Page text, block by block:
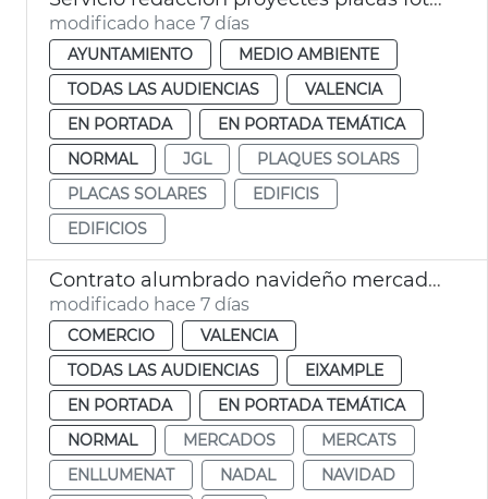
modificado hace 7 días
AYUNTAMIENTO
MEDIO AMBIENTE
TODAS LAS AUDIENCIAS
VALENCIA
EN PORTADA
EN PORTADA TEMÁTICA
NORMAL
JGL
PLAQUES SOLARS
PLACAS SOLARES
EDIFICIS
EDIFICIOS
Contrato alumbrado navideño mercados municipales València
modificado hace 7 días
COMERCIO
VALENCIA
TODAS LAS AUDIENCIAS
EIXAMPLE
EN PORTADA
EN PORTADA TEMÁTICA
NORMAL
MERCADOS
MERCATS
ENLLUMENAT
NADAL
NAVIDAD